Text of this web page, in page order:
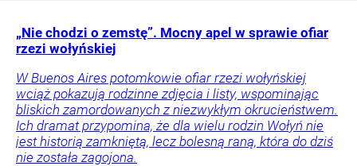
„Nie chodzi o zemstę”. Mocny apel w sprawie ofiar
rzezi wołyńskiej
W Buenos Aires potomkowie ofiar rzezi wołyńskiej
wciąż pokazują rodzinne zdjęcia i listy, wspominając
bliskich zamordowanych z niezwykłym okrucieństwem.
Ich dramat przypomina, że dla wielu rodzin Wołyń nie
jest historią zamkniętą, lecz bolesną raną, która do dziś
nie została zagojona.